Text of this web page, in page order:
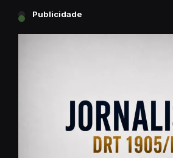
Publicidade